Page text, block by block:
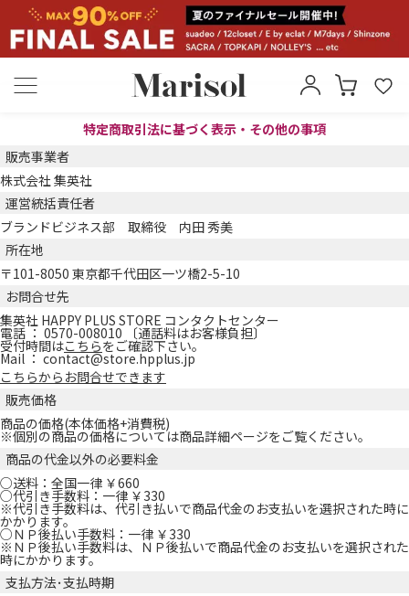
特定商取引法に基づく表示・その他の事項
販売事業者
株式会社 集英社
運営統括責任者
ブランドビジネス部 取締役 内田 秀美
所在地
〒101-8050 東京都千代田区一ツ橋2-5-10
お問合せ先
集英社 HAPPY PLUS STORE コンタクトセンター
電話 ： 0570-008010 〔通話料はお客様負担〕
受付時間はこちらをご確認下さい。
Mail ： contact@store.hpplus.jp
こちらからお問合せできます
販売価格
商品の価格(本体価格+消費税)
※個別の商品の価格については商品詳細ページをご覧ください。
商品の代金以外の必要料金
○送料：全国一律 ￥660
○代引き手数料：一律 ￥330
※代引き手数料は、代引き払いで商品代金のお支払いを選択された時に
かかります。
○ＮＰ後払い手数料：一律 ￥330
※ＮＰ後払い手数料は、ＮＰ後払いで商品代金のお支払いを選択された
時にかかります。
支払方法･支払時期